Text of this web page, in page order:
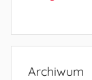
Archiwum